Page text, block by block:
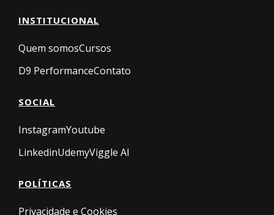
INSTITUCIONAL
Quem somosCursos
D9 PerformanceContato
SOCIAL
InstagramYoutube
LinkedinUdemyViggle AI
POLÍTICAS
Privacidade e Cookies